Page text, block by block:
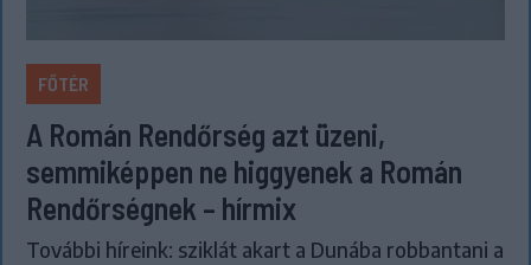
FŐTÉR
A Román Rendőrség azt üzeni,
semmiképpen ne higgyenek a Román
Rendőrségnek – hírmix
További híreink: sziklát akart a Dunába robbantani a